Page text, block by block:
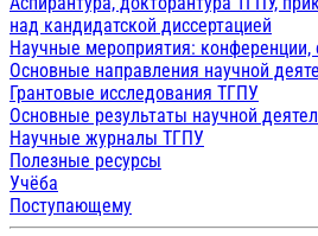
над кандидатской диссертацией
Научные мероприятия: конференции,
Основные направления научной
Грантовые исследования ТГПУ
Основные результаты научной
Научные журналы ТГПУ
Полезные ресурсы
Учёба
Поступающему